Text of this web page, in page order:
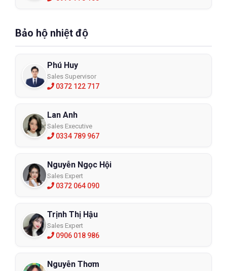
Bảo hộ nhiệt độ
Phú Huy
Sales Supervisor
0372 122 717
Lan Anh
Sales Executive
0334 789 967
Nguyễn Ngọc Hội
Sales Expert
0372 064 090
Trịnh Thị Hậu
Sales Expert
0906 018 986
Nguyễn Thơm